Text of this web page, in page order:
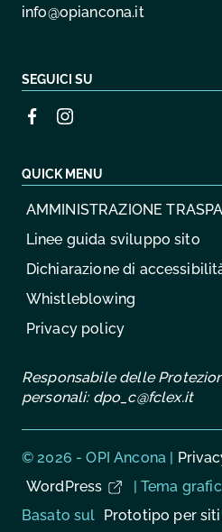
info@opiancona.it
SEGUICI SU
QUICK MENU
AMMINISTRAZIONE
Linee guida sviluppo sito
Dichiarazione di
Whistleblowing
Privacy policy
Responsabile delle
personali: dpo_c@fclex.it
Sezione Link
© 2026 - OPI Ancona |
WordPress
Tema
Basato sul
Prototipo per siti